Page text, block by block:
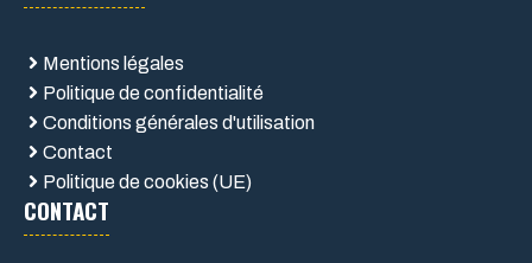
Mentions légales
Politique de confidentialité
Conditions générales d'utilisation
Contact
Politique de cookies (UE)
CONTACT